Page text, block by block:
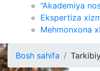
“Akademiya
Ekspertiza
Mehmonxona
Bosh sahifa